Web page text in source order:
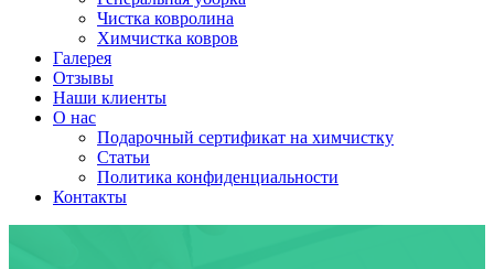
Чистка ковролина
Химчистка ковров
Галерея
Отзывы
Наши клиенты
О нас
Подарочный сертификат на химчистку
Статьи
Политика конфиденциальности
Контакты